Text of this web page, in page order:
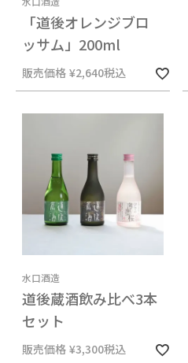
「道後オレンジブロ
ッサム」200ml
販売価格 ¥2,640税込
水口酒造
道後蔵酒飲み比べ3本
セット
販売価格 ¥3,300税込